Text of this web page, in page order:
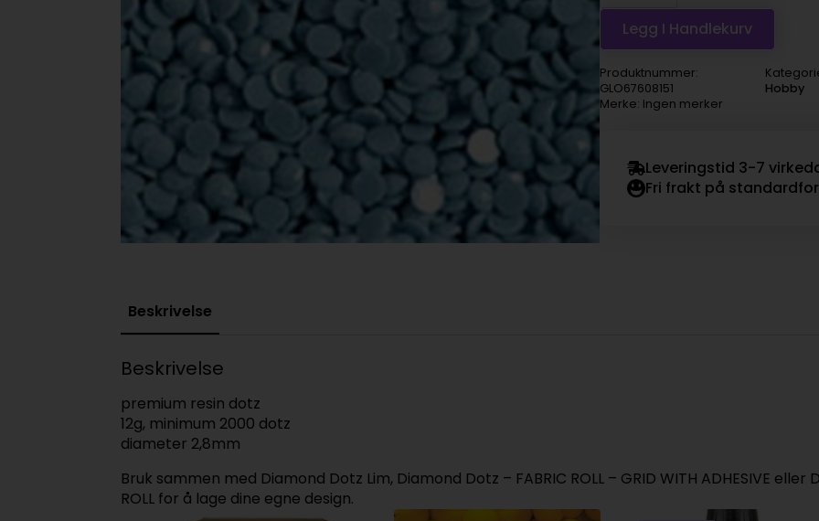
8151
dark
sea
quest
antall
Legg I Handlekurv
Produktnummer:
GLO67608151
Hobby
Merke: Ingen merker
Leveringstid 3-7
Fri frakt på
Beskrivelse
Beskrivelse
premium resin dotz
12g, minimum 2000 dotz
diameter 2,8mm
Bruk sammen med Diamond Dotz Lim, Diamond Dotz – FABRIC ROLL – GRID WITH ADHESIVE eller
ROLL for å lage dine egne design.